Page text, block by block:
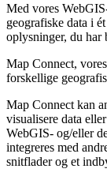
Med vores
geografiske data i
oplysninger, du har
Map Connect,
forskellige
Map Connect kan
visualisere data
WebGIS- og/eller
integreres med
snitflader og et